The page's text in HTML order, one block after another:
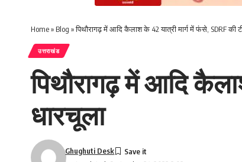
Home» Blog »पिथौरागढ़ में आदि कैलाश के 42 यात्री मार्ग में फंसे, SDRF की
उत्तराखंड
पिथौरागढ़ में आदि
धारचूला
Ghughuti Desk